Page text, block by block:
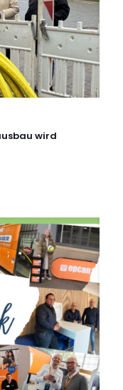
wird